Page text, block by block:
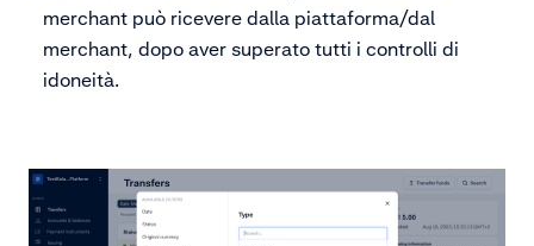
merchant può ricevere dalla piattaforma/dal
merchant, dopo aver superato tutti i controlli di
idoneità.